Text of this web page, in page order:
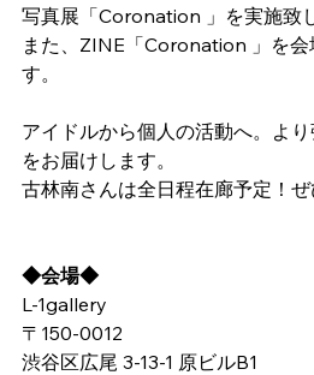
写真展「Coronation 」を実施致
また、ZINE「Coronation 」を会
す。
アイドルから個人の活動へ。よ
をお届けします。
古林南さんは全日程在廊予定！ぜ
◆会場◆
L-1gallery
〒150-0012
渋谷区広尾 3-13-1 原ビルB1